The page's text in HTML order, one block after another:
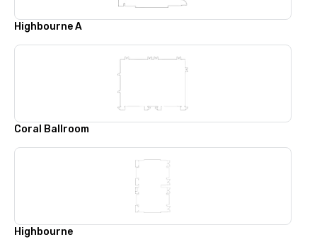
Highbourne A
Coral Ballroom
Highbourne